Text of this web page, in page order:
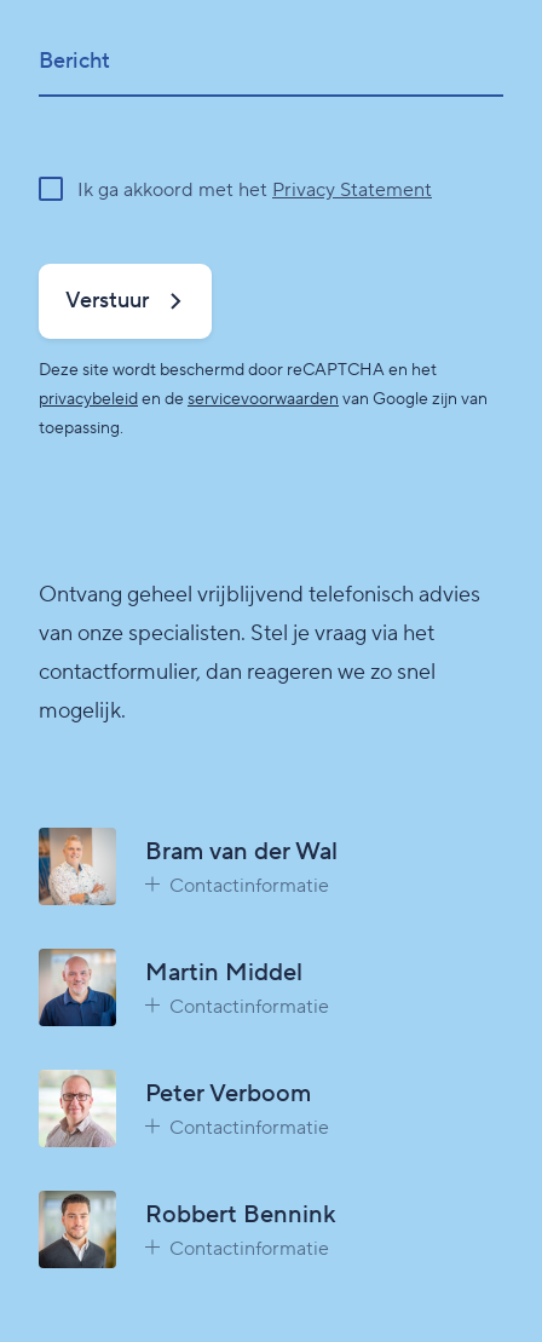
Bericht
Ik ga akkoord met het Privacy Statement
Verstuur
Deze site wordt beschermd door reCAPTCHA en het
privacybeleiden de servicevoorwaarden van Google zijn van
toepassing.
Ontvang geheel vrijblijvend telefonisch advies
van onze specialisten. Stel je vraag via het
contactformulier, dan reageren we zo snel
mogelijk.
Bram van der Wal
Contactinformatie
Martin Middel
Contactinformatie
Peter Verboom
Contactinformatie
Robbert Bennink
Contactinformatie